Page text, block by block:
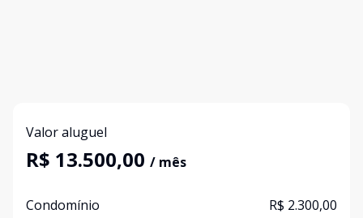
Valor aluguel
R$ 13.500,00 / mês
Condomínio R$ 2.300,00